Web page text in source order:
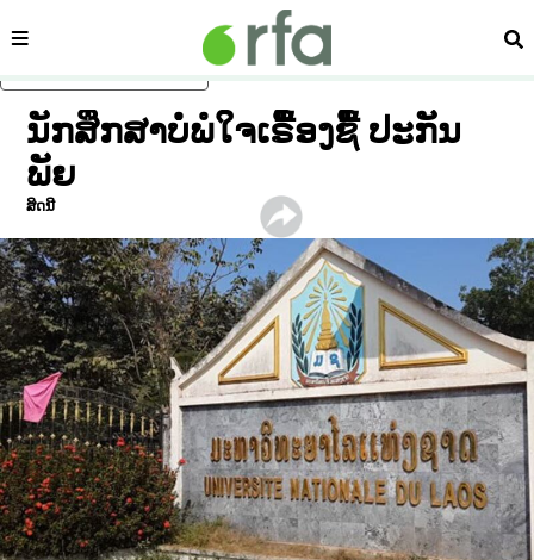
ໝວດ ຄົ້
ນັກສຶກສາບໍ່ພໍໃຈເຣື້ອງຊື້ ປະກັນ
ພັຍ
ສິດນີ